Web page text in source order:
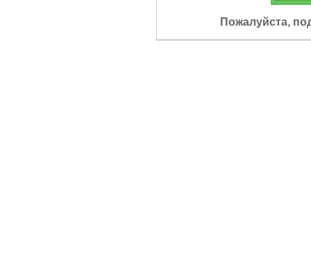
Пожалуйста,